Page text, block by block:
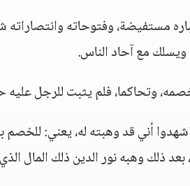
مستفيضة، وفتوحاته
مع آحاد الناس.
وتحاكما، فلم يثبت للرجل
أني قد وهبته له، يعني:
ذلك وهبه نور الدين ذلك المال